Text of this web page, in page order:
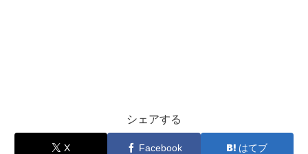
シェアする
X Facebook はてブ